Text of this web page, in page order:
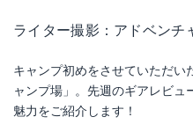
ライター撮影：アドベンチ
キャンプ初めをさせていただい
ャンプ場」。先週のギアレビ
魅力をご紹介します！